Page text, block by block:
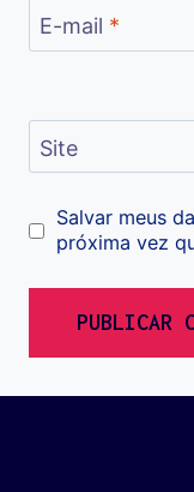
E-mail *
Site
Salvar meus
próxima vez